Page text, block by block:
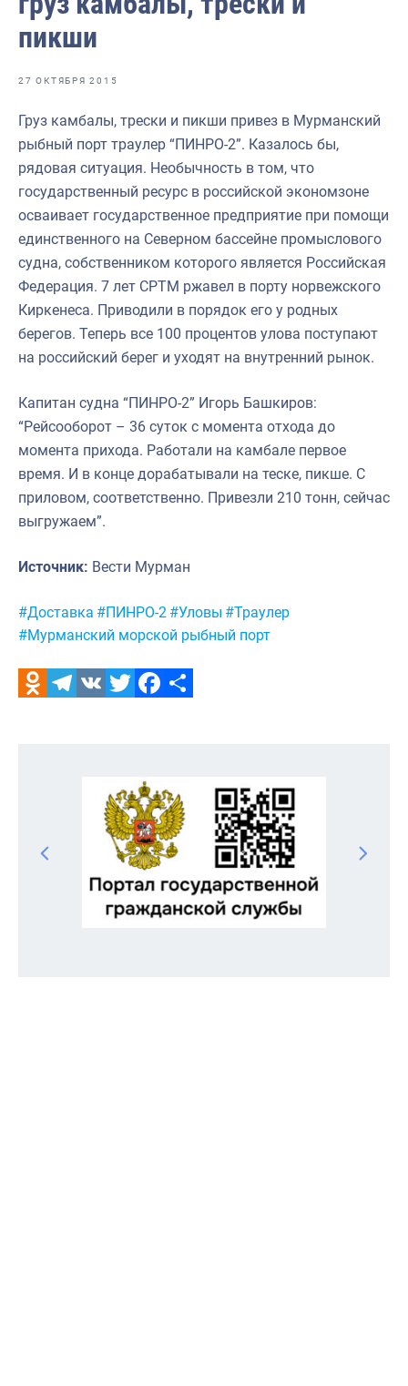
Отраслевые СМИ
Выставки и конференции
Научно-практическая литература
Рыбоохрана России
Отрасль в цифрах
Инфографика
Большая африканская экспедиция
Укрепление духовно-нравственных ценностей
События в России и мире
пикши
27 ОКТЯБРЯ 2015
Груз камбалы, трески и пикши привез в Мурманский
рыбный порт траулер “ПИНРО-2”. Казалось бы,
рядовая ситуация. Необычность в том, что
государственный ресурс в российской экономзоне
осваивает государственное предприятие при помощи
единственного на Северном бассейне промыслового
судна, собственником которого является Российская
Федерация. 7 лет СРТМ ржавел в порту норвежского
Киркенеса. Приводили в порядок его у родных
берегов. Теперь все 100 процентов улова поступают
на российский берег и уходят на внутренний рынок.
Капитан судна “ПИНРО-2” Игорь Башкиров:
“Рейсооборот – 36 суток с момента отхода до
момента прихода. Работали на камбале первое
время. И в конце дорабатывали на теске, пикше. С
приловом, соответственно. Привезли 210 тонн, сейчас
выгружаем”.
Источник: Вести Мурман
Метки:
#Доставка #ПИНРО-2 #Уловы #Траулер
#Мурманский морской рыбный порт